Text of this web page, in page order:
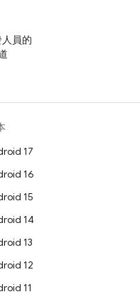
員的
17
16
15
14
13
12
11